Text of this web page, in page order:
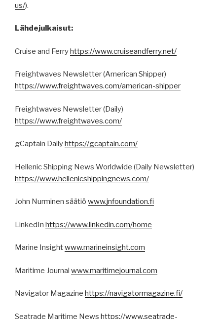
us/).
Lähdejulkaisut:
Cruise and Ferryhttps://www.cruiseandferry.net/
Freightwaves Newsletter (American Shipper)
https://www.freightwaves.com/american-shipper
Freightwaves Newsletter (Daily)
https://www.freightwaves.com/
gCaptain Dailyhttps://gcaptain.com/
Hellenic Shipping News Worldwide (Daily Newsletter)
https://www.hellenicshippingnews.com/
John Nurminen säätiö www.jnfoundation.fi
LinkedIn https://www.linkedin.com/home
Marine Insightwww.marineinsight.com
Maritime Journal www.maritimejournal.com
Navigator Magazine https://navigatormagazine.fi/
Seatrade Maritime News https://www.seatrade-